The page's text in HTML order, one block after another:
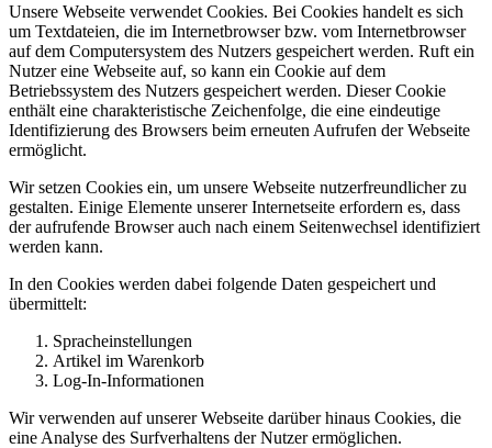
Unsere Webseite verwendet Cookies. Bei Cookies handelt es sich
um Textdateien, die im Internetbrowser bzw. vom Internetbrowser
auf dem Computersystem des Nutzers gespeichert werden. Ruft ein
Nutzer eine Webseite auf, so kann ein Cookie auf dem
Betriebssystem des Nutzers gespeichert werden. Dieser Cookie
enthält eine charakteristische Zeichenfolge, die eine eindeutige
Identifizierung des Browsers beim erneuten Aufrufen der Webseite
ermöglicht.
Wir setzen Cookies ein, um unsere Webseite nutzerfreundlicher zu
gestalten. Einige Elemente unserer Internetseite erfordern es, dass
der aufrufende Browser auch nach einem Seitenwechsel identifiziert
werden kann.
In den Cookies werden dabei folgende Daten gespeichert und
übermittelt:
Spracheinstellungen
Artikel im Warenkorb
Log-In-Informationen
Wir verwenden auf unserer Webseite darüber hinaus Cookies, die
eine Analyse des Surfverhaltens der Nutzer ermöglichen.